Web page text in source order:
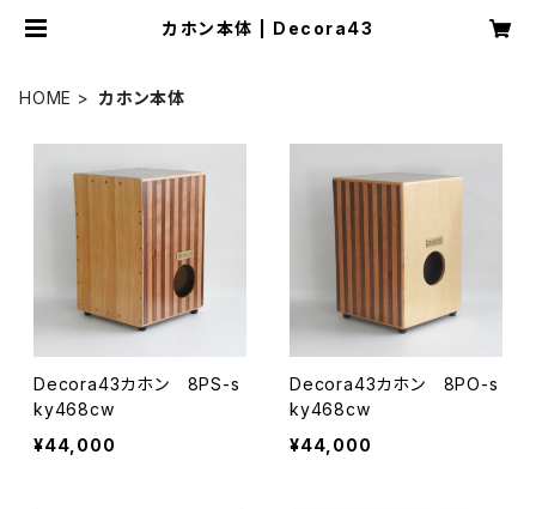
カホン本体 | Decora43
HOME カホン本体
Decora43カホン 8PS-s
ky468cw
¥44,000
Decora43カホン 8PO-s
ky468cw
¥44,000